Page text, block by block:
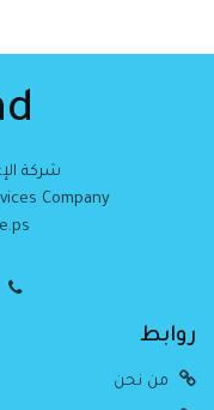
شركة
Company
روابط
من نحن